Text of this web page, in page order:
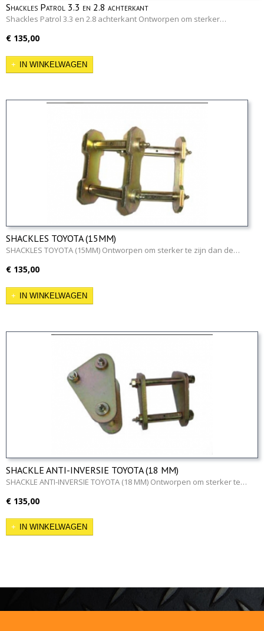
Shackles Patrol 3.3 en 2.8 achterkant
Shackles Patrol 3.3 en 2.8 achterkant Ontworpen om sterker…
€ 135,00
IN WINKELWAGEN
SHACKLES TOYOTA (15MM)
SHACKLES TOYOTA (15MM) Ontworpen om sterker te zijn dan de…
€ 135,00
IN WINKELWAGEN
SHACKLE ANTI-INVERSIE TOYOTA (18 MM)
SHACKLE ANTI-INVERSIE TOYOTA (18 MM) Ontworpen om sterker te…
€ 135,00
IN WINKELWAGEN